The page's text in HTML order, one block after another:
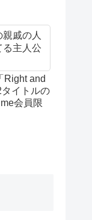
戚の人
る主人公
Right and
イトルの
会員限